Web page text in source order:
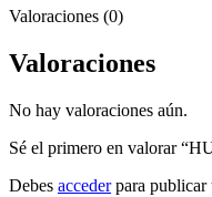
Valoraciones (0)
Valoraciones
No hay valoraciones aún.
Sé el primero en valorar
Debes accederpara publicar